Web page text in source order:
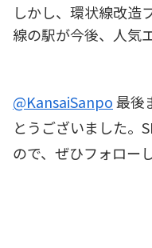
しかし、環状線改造
線の駅が今後、人気
@KansaiSanpo最後
とうございました。
ので、ぜひフォロー